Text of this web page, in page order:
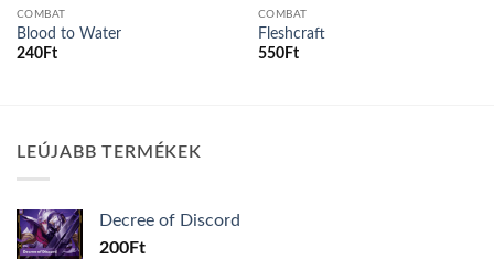
COMBAT
Blood to Water
240Ft
COMBAT
Fleshcraft
550Ft
LEÚJABB TERMÉKEK
Decree of Discord
200Ft